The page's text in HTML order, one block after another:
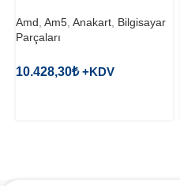
Amd ,Am5 ,Anakart Bilgisayar
Parçaları
10.428,30₺